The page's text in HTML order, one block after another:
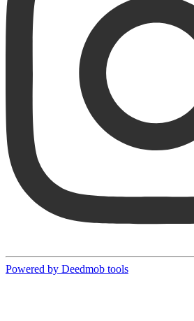
Powered by Deedmob tools